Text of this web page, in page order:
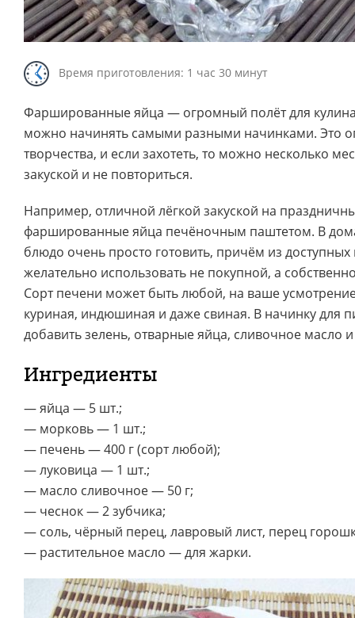
Время приготовления: 1 час 30 минут
Фаршированные яйца — огромный полёт для
можно начинять самыми разными начинками. Это
творчества, и если захотеть, то можно несколько
закуской и не повториться.
Например, отличной лёгкой закуской на
фаршированные яйца печёночным паштетом. В
блюдо очень просто готовить, причём из
желательно использовать не покупной, а
Сорт печени может быть любой, на ваше
куриная, индюшиная и даже свиная. В начинку для
добавить зелень, отварные яйца, сливочное масло
Ингредиенты
— яйца — 5 шт.;
— морковь — 1 шт.;
— печень — 400 г (сорт любой);
— луковица — 1 шт.;
— масло сливочное — 50 г;
— чеснок — 2 зубчика;
— соль, чёрный перец, лавровый лист, перец
— растительное масло — для жарки.